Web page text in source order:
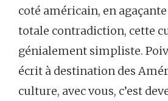
coté américain, en
totale contradiction, cette
génialement simpliste.
écrit à destination des
culture, avec vous, c’est